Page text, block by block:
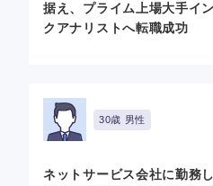
据え、プライム上場大手イ
クアナリストへ転職成功
30歳 男性
ネットサービス会社に勤務